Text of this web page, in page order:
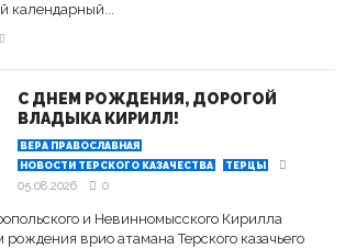
календарный...
С ДНЕМ РОЖДЕНИЯ, ДОРОГОЙ
ВЛАДЫКА КИРИЛЛ!
ВЕРА ПРАВОСЛАВНАЯ
НОВОСТИ ТЕРСКОГО КАЗАЧЕСТВА
ТЕРЦЫ
05.08.2026 0
и Невинномысского Кирилла
врио атамана Терского казачьего